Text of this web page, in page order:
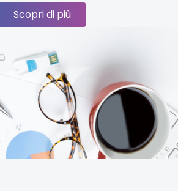
Scopri di più